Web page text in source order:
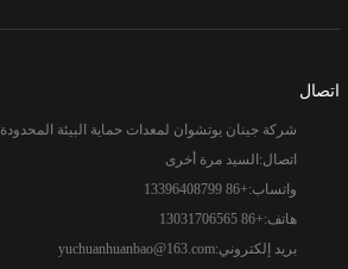
اتصال
شركة جينان يوتشوان لمعدات حماية البيئة المحدودة
اتصال: السيد مرة أخرى
واتساب:+86 13396408799
هاتف:+86 13031706565
بريد إلكتروني:yuchuanhuanbao@163.com